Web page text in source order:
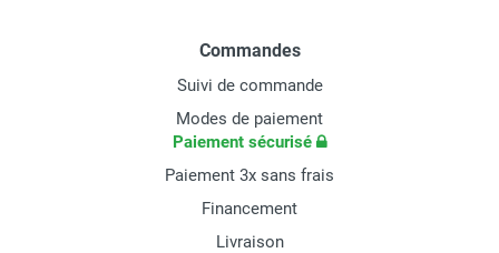
Commandes
Suivi de commande
Modes de paiement
Paiement sécurisé
Paiement 3x sans frais
Financement
Livraison